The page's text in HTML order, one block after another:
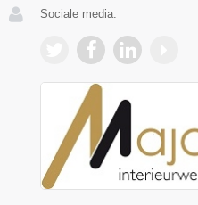
Sociale media: